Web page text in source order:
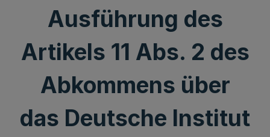
Ausführung des
Artikels 11 Abs. 2 des
Abkommens über
das Deutsche Institut